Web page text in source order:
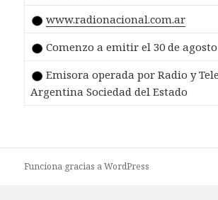
www.radionacional.com.ar
Comenzo a emitir el 30 de agosto
Emisora operada por Radio y
Argentina Sociedad del Estado
Funciona gracias a WordPress